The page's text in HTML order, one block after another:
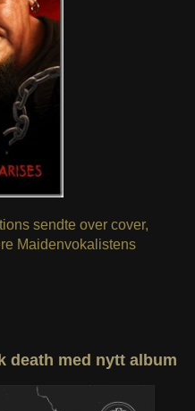
sendte over cover,
Maidenvokalistens
death med nytt album